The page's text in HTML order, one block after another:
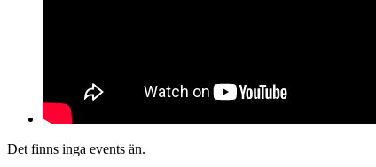
Det finns inga events än.